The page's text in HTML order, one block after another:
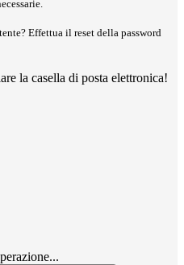
Effettua il reset della password
la casella di posta elettronica!